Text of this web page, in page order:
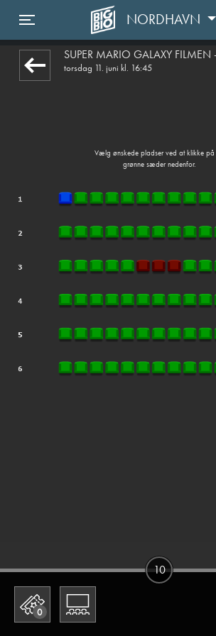
Toggle navigation
NORDHAVN
SUPER MARIO GALAXY FILMEN
torsdag 11. juni kl. 16:45
Vælg ønskede pladser ved at klikke på
grønne sæder nedenfor.
0
10
front05-temp 113835